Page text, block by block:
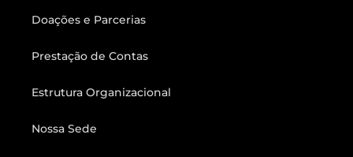
Doações e Parcerias
Prestação de Contas
Estrutura Organizacional
Nossa Sede